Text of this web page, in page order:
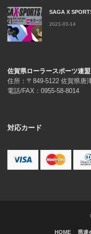
SAGA X
2021-03-14
佐賀県ローラースポーツ連盟
住所：〒849-5122 佐賀県唐
電話/FAX：0955-58-8014
対応カード
HOME 県連